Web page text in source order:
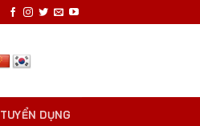
TUYỂN DỤNG